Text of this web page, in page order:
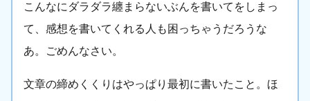
こんなにダラダラ纏まらないぶんを書いてをしまっ
て、感想を書いてくれる人も困っちゃうだろうな
あ。ごめんなさい。
文章の締めくくりはやっぱり最初に書いたこと。ほ